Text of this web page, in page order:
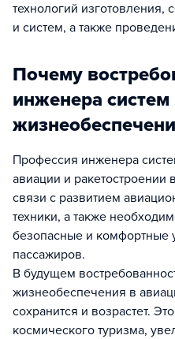
технологий изготовления,
и систем, а также
Почему
инженера систем
Профессия инженера
авиации и ракетостроении
связи с развитием
техники, а также
безопасные и комфортные
пассажиров.
В будущем
жизнеобеспечения в
сохранится и возрастет.
космического туризма,